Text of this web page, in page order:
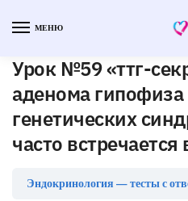
МЕНЮ
Урок №59 «ттг-
аденома гипофиза
генетических
часто встречается
Эндокринология — тесты с